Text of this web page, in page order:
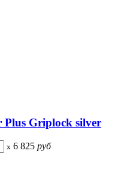
Griplock silver
x 6 825 руб